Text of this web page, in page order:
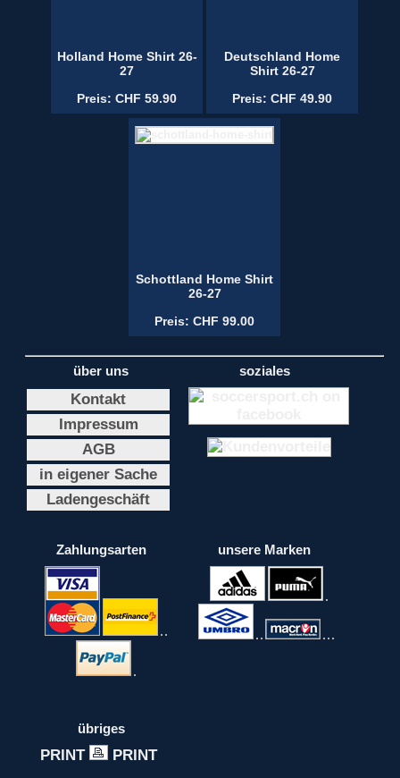
Holland Home Shirt 26-
27
Preis: CHF 59.90
Deutschland Home
Shirt 26-27
Preis: CHF 49.90
Schottland Home Shirt
26-27
Preis: CHF 99.00
über uns
Kontakt
Impressum
AGB
in eigener Sache
Ladengeschäft
soziales
Zahlungsarten unsere Marken
übriges
PRINT PRINT